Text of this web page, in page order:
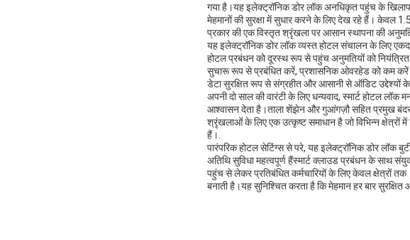
गया है।यह इलेक्ट्रॉनिक डोर लॉक अनधिकृत पहुंच के खिलाफ
मेहमानों की सुरक्षा में सुधार करने के लिए देख रहे हैं। केवल
प्रकार की एक विस्तृत श्रृंखला पर आसान स्थापना की
यह इलेक्ट्रॉनिक डोर लॉक व्यस्त होटल संचालन के लिए
होटल प्रबंधन को दूरस्थ रूप से पहुंच अनुमतियों को
सुचारू रूप से प्रबंधित करें, प्रशासनिक ओवरहेड को कम करें
डेटा सुरक्षित रूप से संग्रहीत और आसानी से ऑडिट उद्देश्यों के
अपनी दो साल की वारंटी के लिए धन्यवाद, स्मार्ट होटल लॉक
आश्वासन देता है।ताला शेंझेन और गुआंगज़ौ सहित प्रमुख
श्रृंखलाओं के लिए एक उत्कृष्ट समाधान है जो विभिन्न क्षेत्रों में
हैं।.
पारंपरिक होटल सेटिंग्स से परे, यह इलेक्ट्रॉनिक डोर लॉक
अतिथि सुविधा महत्वपूर्ण हैंस्मार्ट क्लाउड प्रबंधन के साथ
पहुंच से लेकर प्रतिबंधित कर्मचारियों के लिए केवल क्षेत्रों
बनाती है।यह सुनिश्चित करता है कि मेहमान हर बार